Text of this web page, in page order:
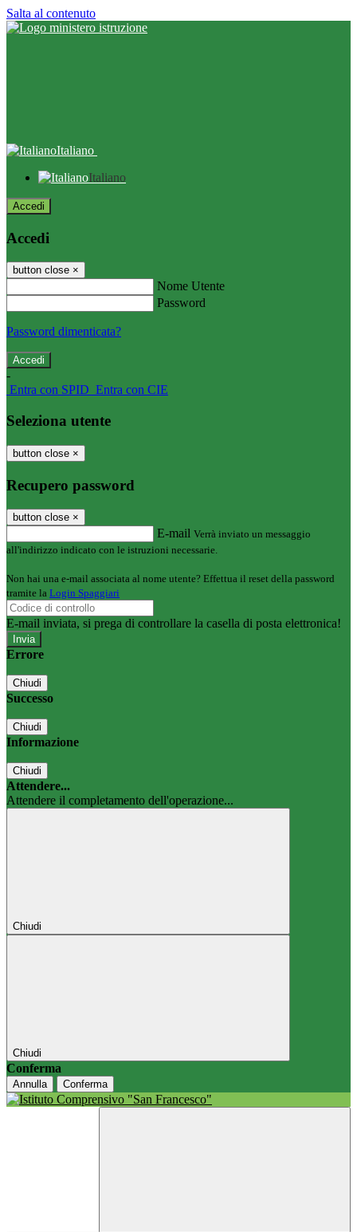
Salta al contenuto
Italiano
Italiano
Accedi
Accedi
button close ×
Nome Utente
Password
Password dimenticata?
-
Entra con SPID Entra con CIE
Seleziona utente
button close ×
Recupero password
button close ×
E-mail Verrà inviato un messaggio
all'indirizzo indicato con le istruzioni necessarie.
Non hai una e-mail associata al nome utente? Effettua il reset della password
tramite la Login Spaggiari
E-mail inviata, si prega di controllare la casella di posta elettronica!
Errore
Chiudi
Successo
Chiudi
Informazione
Chiudi
Attendere...
Attendere il completamento dell'operazione...
Chiudi
Chiudi
Conferma
Annulla Conferma